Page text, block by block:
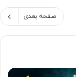
صفحه بعدی